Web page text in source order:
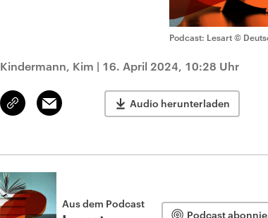
Podcast: Lesart ©
Kindermann, Kim | 16. April 2024, 10:28 Uhr
Link
kopieren/teilen
Email Audio herunterladen
Aus dem Podcast
Podcast